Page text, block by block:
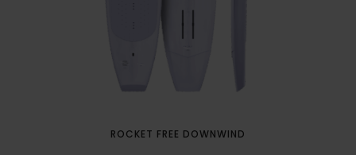
ROCKET FREE DOWNWIND